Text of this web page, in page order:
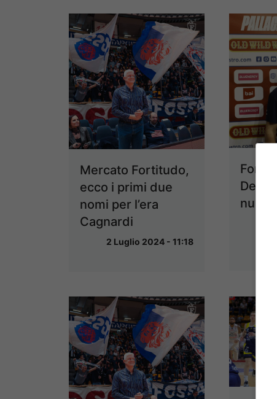
Mercato Fortitudo,
ecco i primi due
nomi per l’era
Cagnardi
2 Luglio 2024 - 11:18
Devis
29